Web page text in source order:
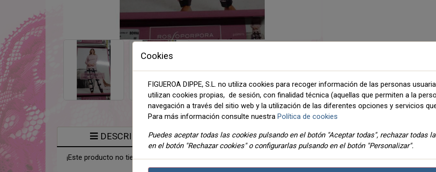
DESCRIPCIÓN DETALLES ADJUNTOS
¡Este producto no tiene descripción!
Cookies
FIGUEROA DIPPE, S.L. no utiliza cookies para recoger información de las personas
utilizan cookies propias, de sesión, con finalidad técnica (aquellas que permiten a la
navegación a través del sitio web y la utilización de las diferentes opciones y servicios
Para más información consulte nuestra Política de cookies
Puedes aceptar todas las cookies pulsando en el botón "Aceptar todas", rechazar todas
en el botón "Rechazar cookies" o configurarlas pulsando en el botón "Personalizar".